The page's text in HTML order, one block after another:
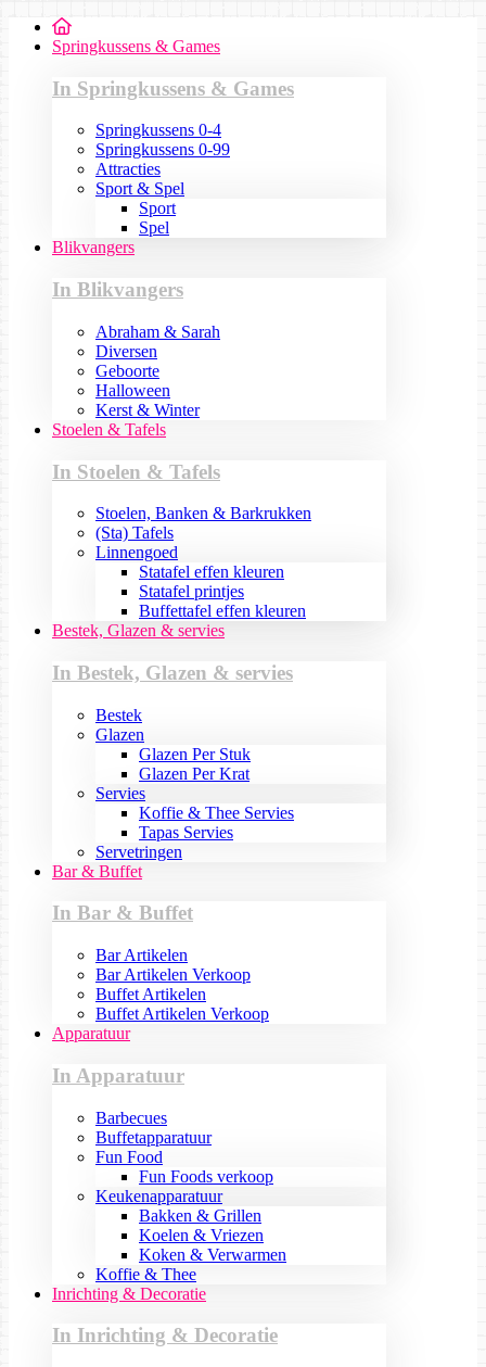
Springkussens & Games
In Springkussens & Games
Springkussens 0-4
Springkussens 0-99
Attracties
Sport & Spel
Sport
Spel
Blikvangers
In Blikvangers
Abraham & Sarah
Diversen
Geboorte
Halloween
Kerst & Winter
Stoelen & Tafels
In Stoelen & Tafels
Stoelen, Banken & Barkrukken
(Sta) Tafels
Linnengoed
Statafel effen kleuren
Statafel printjes
Buffettafel effen kleuren
Bestek, Glazen & servies
In Bestek, Glazen & servies
Bestek
Glazen
Glazen Per Stuk
Glazen Per Krat
Servies
Koffie & Thee Servies
Tapas Servies
Servetringen
Bar & Buffet
In Bar & Buffet
Bar Artikelen
Bar Artikelen Verkoop
Buffet Artikelen
Buffet Artikelen Verkoop
Apparatuur
In Apparatuur
Barbecues
Buffetapparatuur
Fun Food
Fun Foods verkoop
Keukenapparatuur
Bakken & Grillen
Koelen & Vriezen
Koken & Verwarmen
Koffie & Thee
Inrichting & Decoratie
In Inrichting & Decoratie